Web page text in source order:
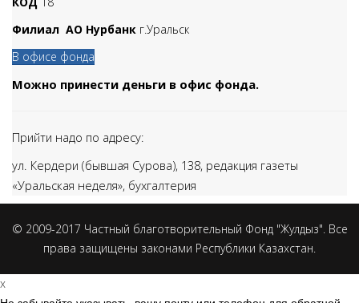
Филиал АО Нурбанк г.Уральск
В офисе фонда
Можно принести деньги в офис фонда.
Прийти надо по адресу:
ул. Кердери (бывшая Сурова), 138, редакция газеты
«Уральская неделя», бухгалтерия
© 2009-2017 Частный благотворительный Фонд "Жулдыз". Все
права защищены законами Республики Казахстан.
x